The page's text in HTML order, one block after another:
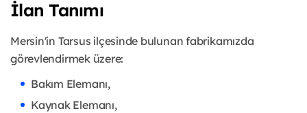
İlan Tanımı
Mersin'in Tarsus ilçesinde bulunan fabrikamızda
görevlendirmek üzere:
Bakım Elemanı,
Kaynak Elemanı,